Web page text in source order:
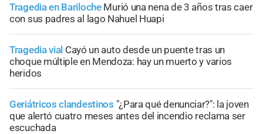
Tragedia en Bariloche Murió una nena de 3 años tras caer
con sus padres al lago Nahuel Huapi
Tragedia vial Cayó un auto desde un puente tras un
choque múltiple en Mendoza: hay un muerto y varios
heridos
Geriátricos clandestinos "¿Para qué denunciar?": la joven
que alertó cuatro meses antes del incendio reclama ser
escuchada